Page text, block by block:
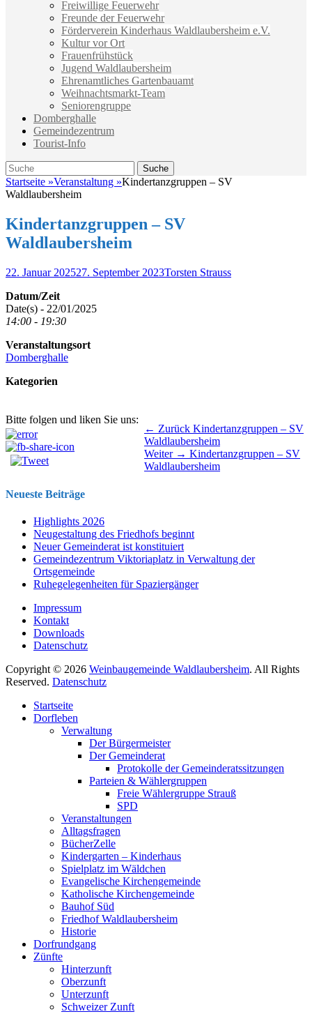
Freiwillige Feuerwehr
Freunde der Feuerwehr
Förderverein Kinderhaus Waldlaubersheim e.V.
Kultur vor Ort
Frauenfrühstück
Jugend Waldlaubersheim
Ehrenamtliches Gartenbauamt
Weihnachtsmarkt-Team
Seniorengruppe
Domberghalle
Gemeindezentrum
Tourist-Info
Suche
Suche
nach:
Startseite »Veranstaltung »Kindertanzgruppen – SV
Waldlaubersheim
Kindertanzgruppen – SV
Waldlaubersheim
Veröffentlicht
22. Januar 202527. September 2023Autor
Torsten Strauss
Datum/Zeit
Date(s) - 22/01/2025
14:00 - 19:30
Veranstaltungsort
Domberghalle
Kategorien
Bitte folgen und liken Sie uns:
Beitragsnavigation ← Zurück Vorhergehender
Beitrag:
Kindertanzgruppen – SV
Waldlaubersheim
Weiter → Nächster
Beitrag:
Kindertanzgruppen – SV
Waldlaubersheim
Neueste Beiträge
Highlights 2026
Neugestaltung des Friedhofs beginnt
Neuer Gemeinderat ist konstituiert
Gemeindezentrum Viktoriaplatz in Verwaltung der
Ortsgemeinde
Ruhegelegenheiten für Spaziergänger
Impressum
Kontakt
Downloads
Datenschutz
Copyright © 2026 Weinbaugemeinde Waldlaubersheim. All Rights
Reserved. Datenschutz
oben
scrollen
Startseite
Dorfleben
Verwaltung
Der Bürgermeister
Der Gemeinderat
Protokolle der Gemeinderatssitzungen
Parteien & Wählergruppen
Freie Wählergruppe Strauß
SPD
Veranstaltungen
Alltagsfragen
BücherZelle
Kindergarten – Kinderhaus
Spielplatz im Wäldchen
Evangelische Kirchengemeinde
Katholische Kirchengemeinde
Bauhof Süd
Friedhof Waldlaubersheim
Historie
Dorfrundgang
Zünfte
Hinterzunft
Oberzunft
Unterzunft
Schweizer Zunft